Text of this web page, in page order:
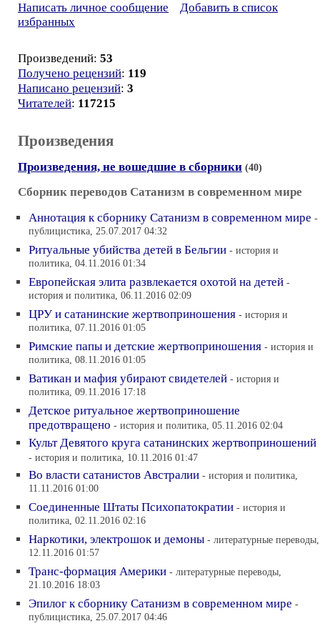
Написать личное сообщение
Добавить в список
избранных
Произведений: 53
Получено рецензий: 119
Написано рецензий: 3
Читателей: 117215
Произведения
Произведения, не вошедшие в сборники (40)
Сборник переводов Сатанизм в современном мире
Аннотация к сборнику Сатанизм в современном мире -
публицистика, 25.07.2017 04:32
Ритуальные убийства детей в Бельгии - история и
политика, 04.11.2016 01:34
Европейская элита развлекается охотой на детей -
история и политика, 06.11.2016 02:09
ЦРУ и сатанинские жертвоприношения - история и
политика, 07.11.2016 01:05
Римские папы и детские жертвоприношения - история и
политика, 08.11.2016 01:05
Ватикан и мафия убирают свидетелей - история и
политика, 09.11.2016 17:18
Детское ритуальное жертвоприношение
предотвращено - история и политика, 05.11.2016 02:04
Культ Девятого круга сатанинских жертвоприношений
- история и политика, 10.11.2016 01:47
Во власти сатанистов Австралии - история и политика,
11.11.2016 01:00
Соединенные Штаты Психопатократии - история и
политика, 02.11.2016 02:16
Наркотики, электрошок и демоны - литературные переводы,
12.11.2016 01:57
Транс-формация Америки - литературные переводы,
21.10.2016 18:03
Эпилог к сборнику Сатанизм в современном мире -
публицистика, 25.07.2017 04:46